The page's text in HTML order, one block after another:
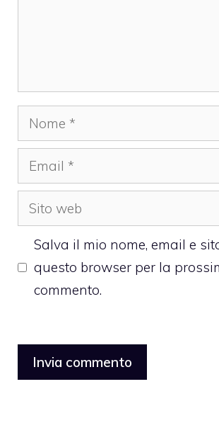
Nome
Email
Sito
web
Salva il mio nome, email e
questo browser per la
commento.